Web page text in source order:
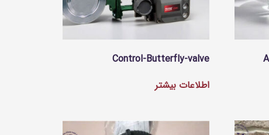
Control-Butterfly-valve
اطلاعات بیشتر